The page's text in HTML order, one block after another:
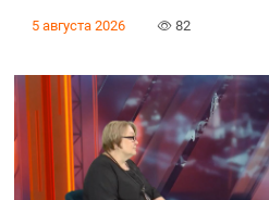
5 августа 2026 82